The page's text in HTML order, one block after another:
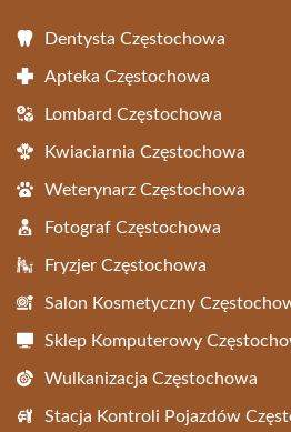
Dentysta Częstochowa
Apteka Częstochowa
Lombard Częstochowa
Kwiaciarnia Częstochowa
Weterynarz Częstochowa
Fotograf Częstochowa
Fryzjer Częstochowa
Salon Kosmetyczny
Sklep Komputerowy
Wulkanizacja Częstochowa
Stacja Kontroli Pojazdów